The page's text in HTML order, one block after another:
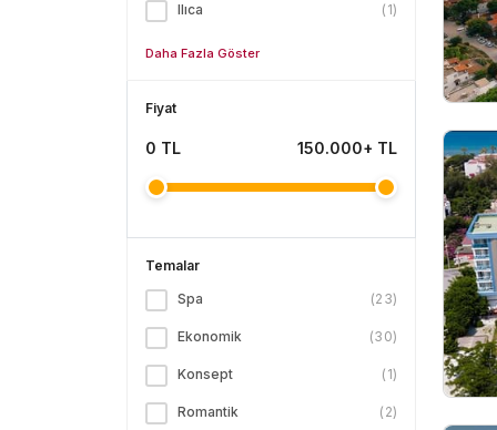
Ilıca ( 1)
Daha Fazla Göster
Fiyat
0 TL 150.000+ TL
Temalar
Spa
(23)
Ekonomik (30)
Konsept ( 1)
Romantik ( 2)